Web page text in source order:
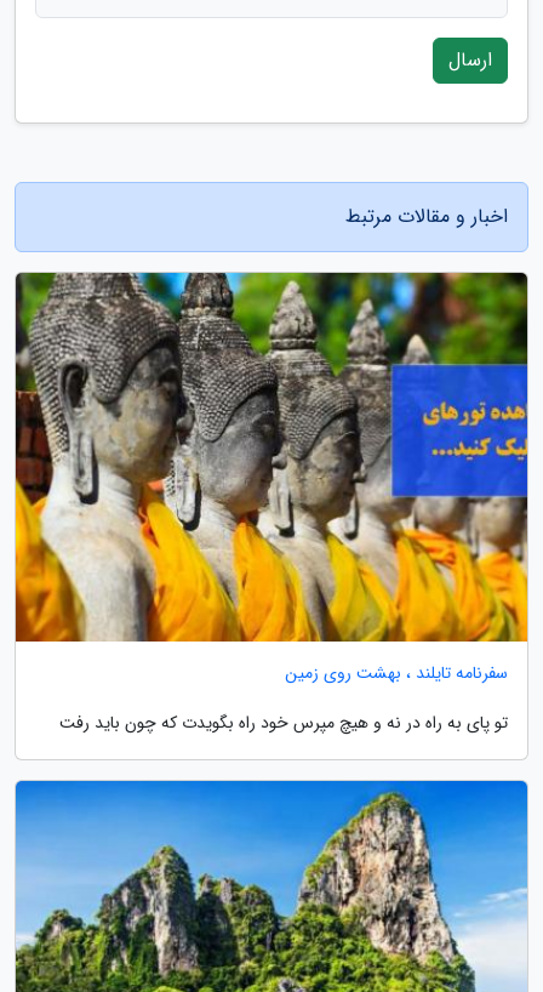
ارسال
اخبار و مقالات مرتبط
سفرنامه تایلند ، بهشت روی زمین
تو پای به راه در نه و هیچ مپرس خود راه بگویدت که چون باید رفت